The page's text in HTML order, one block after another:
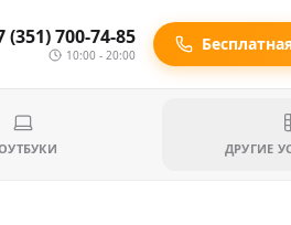
(351) 700-74-85
10:00 - 20:00
ДРУГИЕ